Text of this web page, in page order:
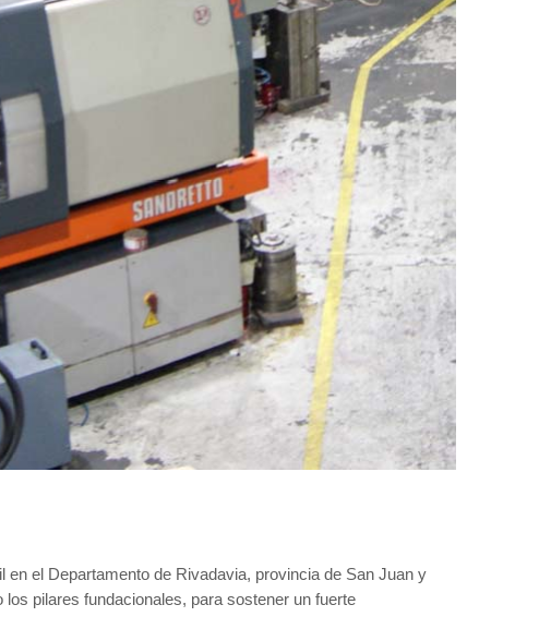
el Departamento de Rivadavia, provincia de San Juan y
pilares fundacionales, para sostener un fuerte